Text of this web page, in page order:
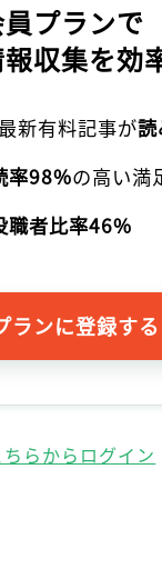
プランで
収集を効
新有料記事が
率98%の高い満
職者比率46%
ランに登録する
ちらからログイン
ロ
ログイン